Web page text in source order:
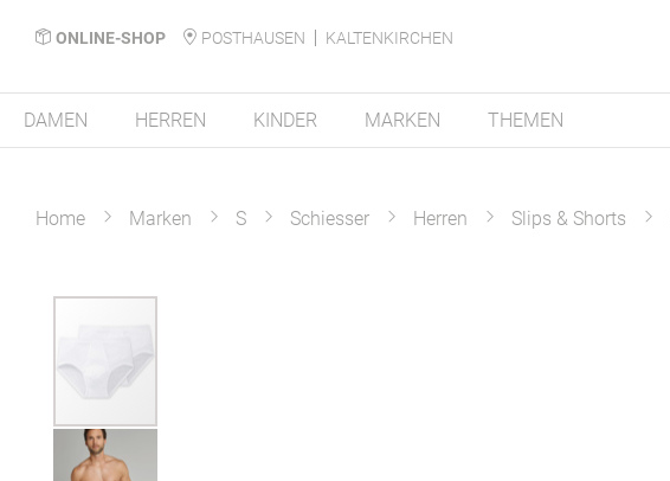
ONLINE-SHOP POSTHAUSEN
KALTENKIRCHEN
DAMEN HERREN KINDER MARKEN THEMEN
Home Marken S Schiesser Herren Slips & Shorts
Zum
Bildergalerie
springen